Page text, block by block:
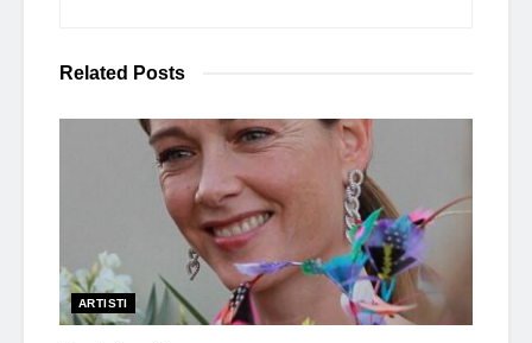
Related Posts
ARTISTI